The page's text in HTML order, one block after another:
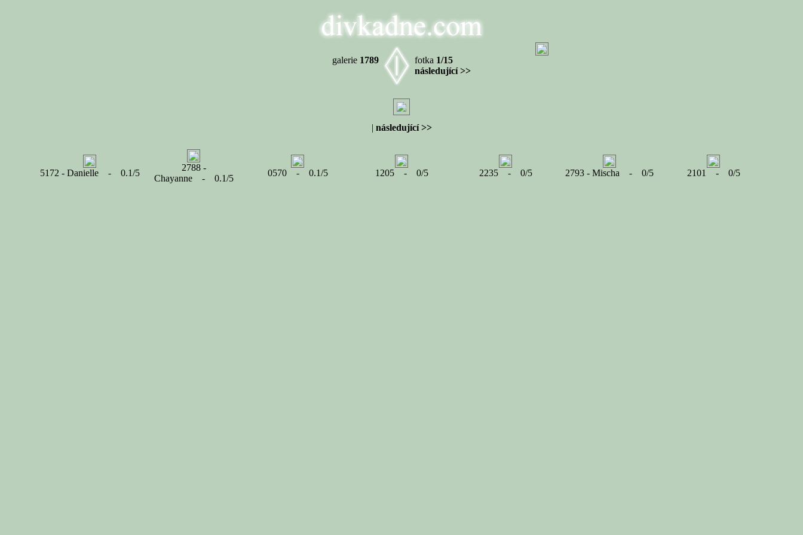
galerie 1789 fotka 1/15
následující >>
| následující >>
5172 - Danielle - 0.1/5
2788 -
Chayanne - 0.1/5
0570 - 0.1/5 1205 - 0/5 2235 - 0/5 2793 - Mischa - 0/5 2101 - 0/5